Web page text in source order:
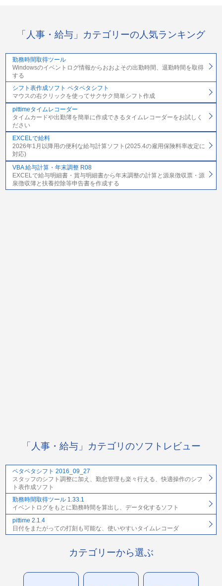
「人事・給与」カテゴリーの人気ランキング
勤務時間取得ツール
Windowsのイベントログ情報からおおよその出勤時間、退勤時間を取得
する
シフト表作成ソフト ペタペタシフト
マウスの右クリックを使ってサクサク簡単シフト作成
pittimeタイムレコーダー
タイムカードや出勤簿を簡単に作成できるタイムレコーダーをお試しく
ださい
EXCELで給料
2026年1月以降用の便利な給与計算ソフト(2025.4の雇用保険料率改定に
対応)
VBA 給与計算・年末調整 R08
EXCELで給与明細書・賞与明細書から年末調整の計算と源泉徴収票・源
泉徴収簿と扶養控除等申告書を作成する
「人事・給与」カテゴリのソフトレビュー
ペタペタシフト 2016_09_27
スタッフのシフト調整に加え、勤怠管理も楽々行える、快適操作のシフ
ト表作成ソフト
勤務時間取得ツール 1.33.1
イベントログをもとに勤務時間を算出し、データ化するソフト
pittime 2.1.4
日付をまたがっての打刻も可能な、使いやすいタイムレコーダ
カテゴリーから選ぶ